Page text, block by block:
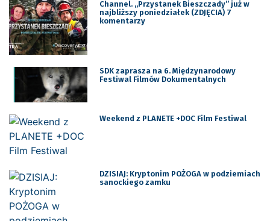
Channel. „Przystanek Bieszczady” już w
najbliższy poniedziałek (ZDJĘCIA) 7
komentarzy
SDK zaprasza na 6. Międzynarodowy
Festiwal Filmów Dokumentalnych
Weekend z PLANETE +DOC Film Festiwal
DZISIAJ: Kryptonim POŻOGA w podziemiach
sanockiego zamku